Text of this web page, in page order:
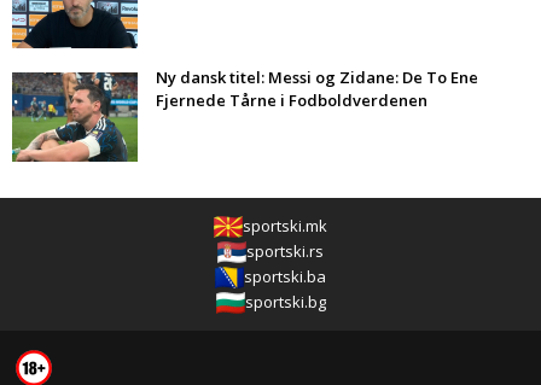
Ny dansk titel: Messi og Zidane: De To Ene
Fjernede Tårne i Fodboldverdenen
sportski.mk
sportski.rs
sportski.ba
sportski.bg